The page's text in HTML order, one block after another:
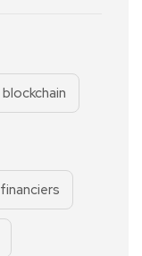
blockchain